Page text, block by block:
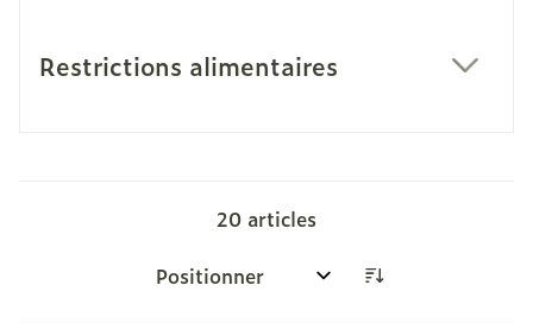
Restrictions alimentaires
20 articles
Trier par: